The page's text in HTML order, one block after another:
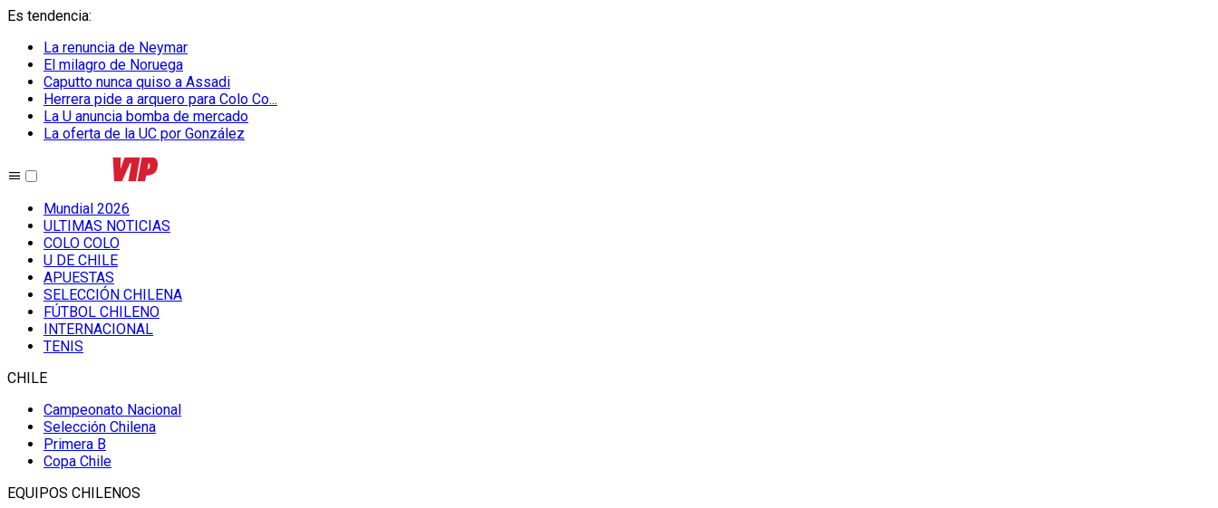
Es tendencia:
La renuncia de Neymar
El milagro de Noruega
Caputto nunca quiso a Assadi
Herrera pide a arquero para Colo Co...
La U anuncia bomba de mercado
La oferta de la UC por González
Mundial 2026
ULTIMAS NOTICIAS
COLO COLO
U DE CHILE
APUESTAS
SELECCIÓN CHILENA
FÚTBOL CHILENO
INTERNACIONAL
TENIS
CHILE
Campeonato Nacional
Selección Chilena
Primera B
Copa Chile
EQUIPOS CHILENOS